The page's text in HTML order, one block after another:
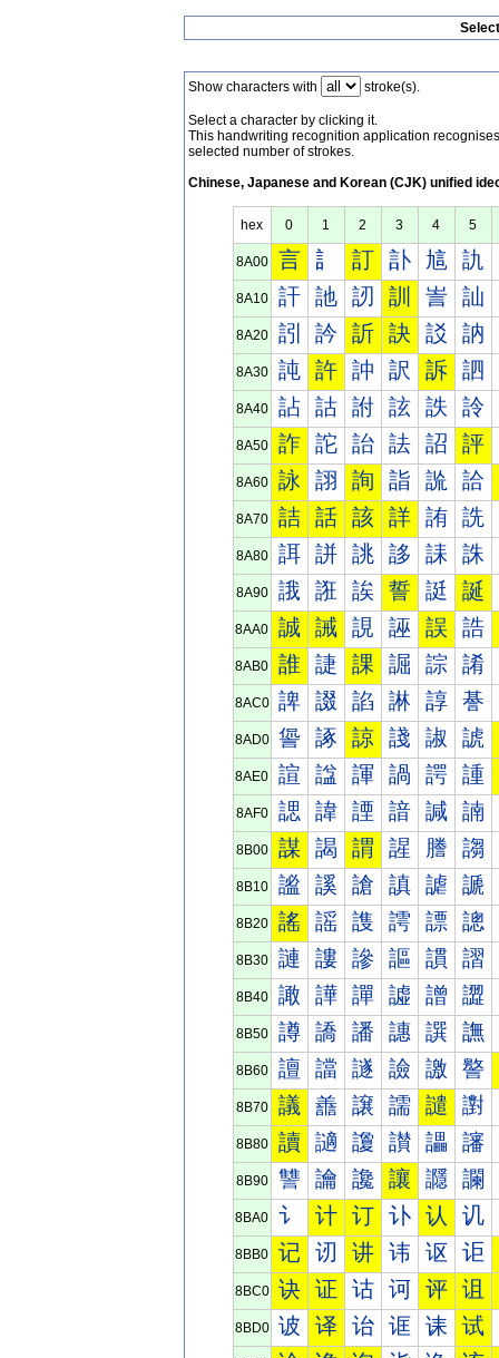
Show characters with stroke(s).
Select a character by clicking it.
This handwriting recognition application
selected number of strokes.
Chinese, Japanese and Korean (CJK) unified
hex 0 1 2 3 4 5
8A00 言 訁 訂 訃 訄 訅
8A10 訐 訑 訒 訓 訔 訕
8A20 訠 訡 訢 訣 訤 訥
8A30 訰 許 訲 訳 訴 訵
8A40 詀 詁 詂 詃 詄 詅
8A50 詐 詑 詒 詓 詔 評
8A60 詠 詡 詢 詣 詤 詥
8A70 詰 話 該 詳 詴 詵
8A80 誀 誁 誂 誃 誄 誅
8A90 誐 誑 誒 誓 誔 誕
8AA0 誠 誡 誢 誣 誤 誥
8AB0 誰 誱 課 誳 誴 誵
8AC0 諀 諁 諂 諃 諄 諅
8AD0 諐 諑 諒 諓 諔 諕
8AE0 諠 諡 諢 諣 諤 諥
8AF0 諰 諱 諲 諳 諴 諵
8B00 謀 謁 謂 謃 謄 謅
8B10 謐 謑 謒 謓 謔 謕
8B20 謠 謡 謢 謣 謤 謥
8B30 謰 謱 謲 謳 謴 謵
8B40 譀 譁 譂 譃 譄 譅
8B50 譐 譑 譒 譓 譔 譕
8B60 譠 譡 譢 譣 譤 譥
8B70 議 譱 譲 譳 譴 譵
8B80 讀 讁 讂 讃 讄 讅
8B90 讐 讑 讒 讓 讔 讕
8BA0 讠 计 订 讣 认 讥
8BB0 记 讱 讲 讳 讴 讵
8BC0 诀 证 诂 诃 评 诅
8BD0 诐 译 诒 诓 诔 试